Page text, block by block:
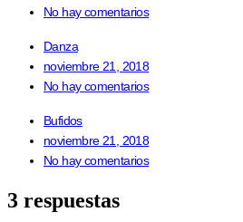
No hay comentarios
Danza
noviembre 21, 2018
No hay comentarios
Bufidos
noviembre 21, 2018
No hay comentarios
3 respuestas